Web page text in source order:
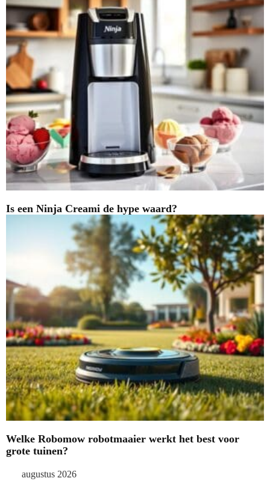
Is een Ninja Creami de hype waard?
Welke Robomow robotmaaier werkt het best voor
grote tuinen?
augustus 2026